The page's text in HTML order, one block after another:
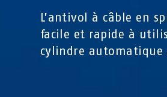
L’antivol à câble en
facile et rapide à
cylindre automatique